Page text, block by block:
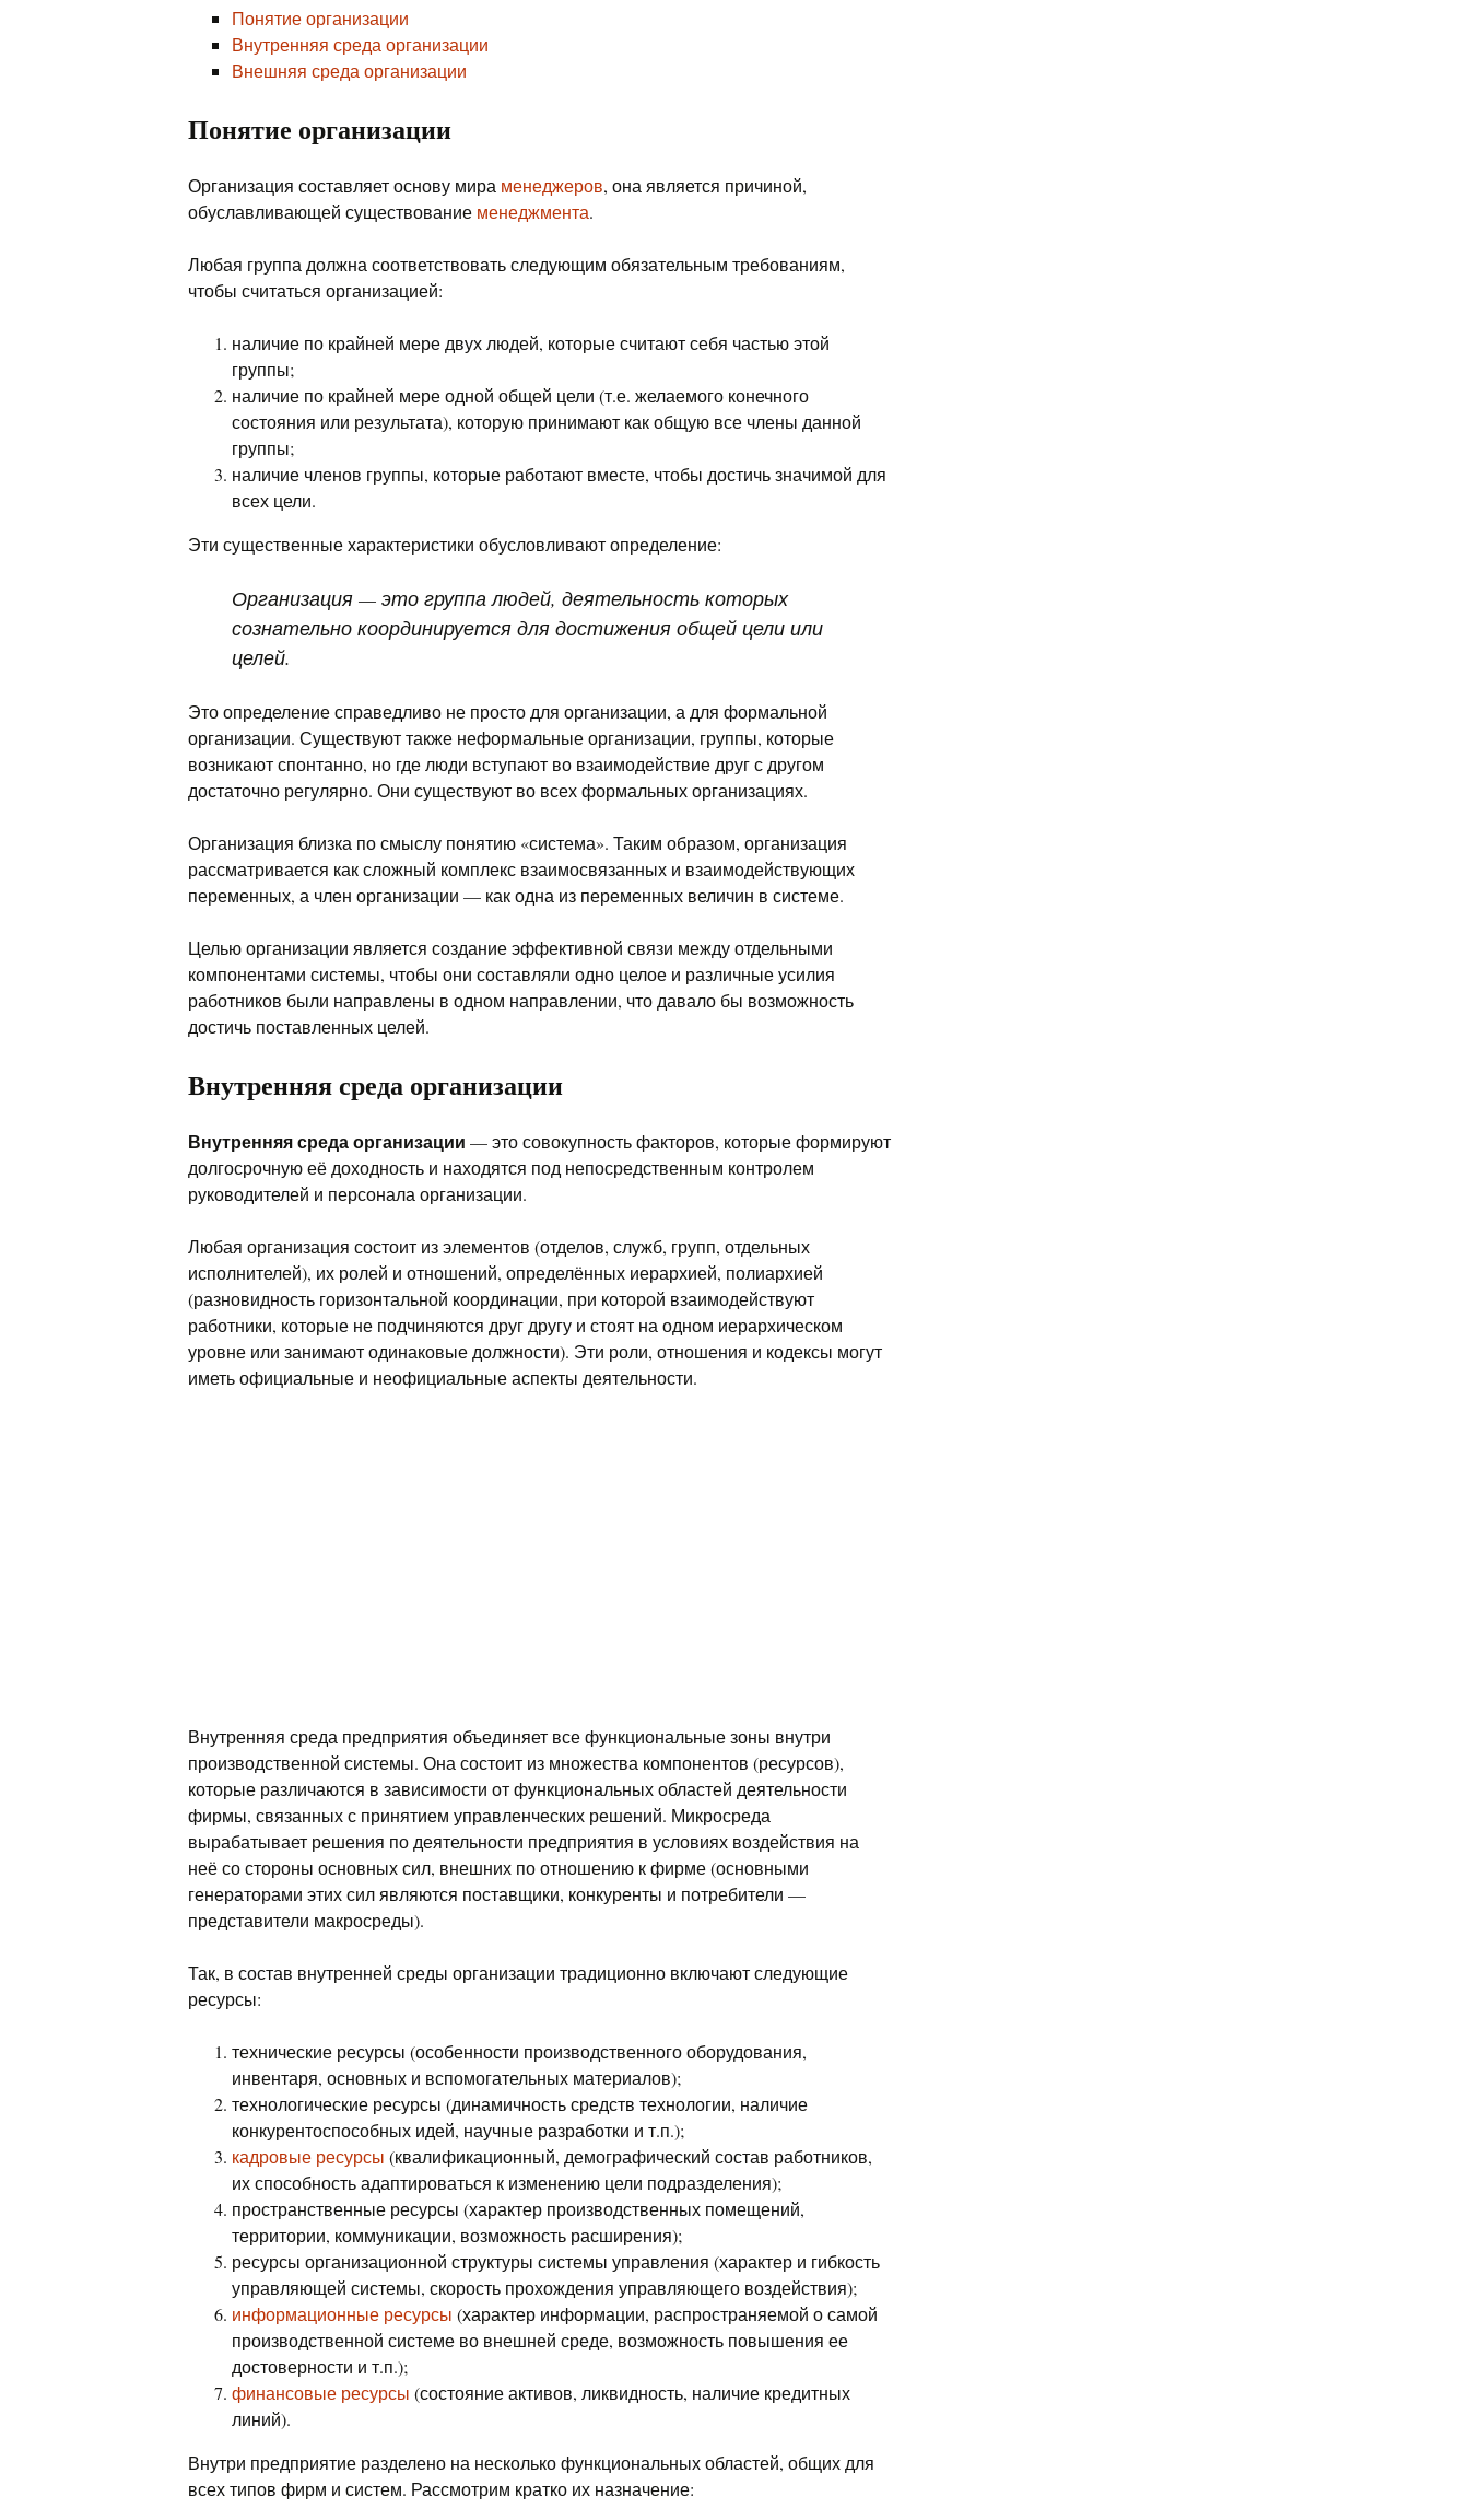
Понятие организации
Внутренняя среда организации
Внешняя среда организации
Понятие организации
Организация составляет основу мира менеджеров, она является причиной,
обуславливающей существование менеджмента.
Любая группа должна соответствовать следующим обязательным требованиям,
чтобы считаться организацией:
наличие по крайней мере двух людей, которые считают себя частью этой
группы;
наличие по крайней мере одной общей цели (т.е. желаемого конечного
состояния или результата), которую принимают как общую все члены данной
группы;
наличие членов группы, которые работают вместе, чтобы достичь значимой для
всех цели.
Эти существенные характеристики обусловливают определение:
Организация — это группа людей, деятельность которых
сознательно координируется для достижения общей цели или
целей.
Это определение справедливо не просто для организации, а для формальной
организации. Существуют также неформальные организации, группы, которые
возникают спонтанно, но где люди вступают во взаимодействие друг с другом
достаточно регулярно. Они существуют во всех формальных организациях.
Организация близка по смыслу понятию «система». Таким образом, организация
рассматривается как сложный комплекс взаимосвязанных и взаимодействующих
переменных, а член организации — как одна из переменных величин в системе.
Целью организации является создание эффективной связи между отдельными
компонентами системы, чтобы они составляли одно целое и различные усилия
работников были направлены в одном направлении, что давало бы возможность
достичь поставленных целей.
Внутренняя среда организации
Внутренняя среда организации — это совокупность факторов, которые формируют
долгосрочную её доходность и находятся под непосредственным контролем
руководителей и персонала организации.
Любая организация состоит из элементов (отделов, служб, групп, отдельных
исполнителей), их ролей и отношений, определённых иерархией, полиархией
(разновидность горизонтальной координации, при которой взаимодействуют
работники, которые не подчиняются друг другу и стоят на одном иерархическом
уровне или занимают одинаковые должности). Эти роли, отношения и кодексы могут
иметь официальные и неофициальные аспекты деятельности.
Внутренняя среда предприятия объединяет все функциональные зоны внутри
производственной системы. Она состоит из множества компонентов (ресурсов),
которые различаются в зависимости от функциональных областей деятельности
фирмы, связанных с принятием управленческих решений. Микросреда
вырабатывает решения по деятельности предприятия в условиях воздействия на
неё со стороны основных сил, внешних по отношению к фирме (основными
генераторами этих сил являются поставщики, конкуренты и потребители —
представители макросреды).
Так, в состав внутренней среды организации традиционно включают следующие
ресурсы:
технические ресурсы (особенности производственного оборудования,
инвентаря, основных и вспомогательных материалов);
технологические ресурсы (динамичность средств технологии, наличие
конкурентоспособных идей, научные разработки и т.п.);
кадровые ресурсы (квалификационный, демографический состав работников,
их способность адаптироваться к изменению цели подразделения);
пространственные ресурсы (характер производственных помещений,
территории, коммуникации, возможность расширения);
ресурсы организационной структуры системы управления (характер и гибкость
управляющей системы, скорость прохождения управляющего воздействия);
информационные ресурсы (характер информации, распространяемой о самой
производственной системе во внешней среде, возможность повышения ее
достоверности и т.п.);
финансовые ресурсы (состояние активов, ликвидность, наличие кредитных
линий).
Внутри предприятие разделено на несколько функциональных областей, общих для
всех типов фирм и систем. Рассмотрим кратко их назначение: